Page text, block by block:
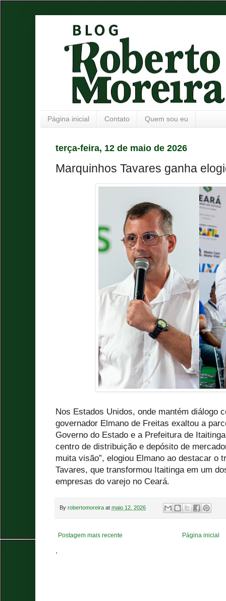
Página inicial Contato Quem sou eu
terça-feira, 12 de maio de 2026
Marquinhos Tavares ganha
Nos Estados Unidos, onde mantém diálogo
governador Elmano de Freitas exaltou a
Governo do Estado e a Prefeitura de
centro de distribuição e depósito de
muita visão”, elogiou Elmano ao destacar o
Tavares, que transformou Itaitinga em um
empresas do varejo no Ceará.
By robertomoreira at maio 12, 2026
Postagem mais recente Página inicial
.